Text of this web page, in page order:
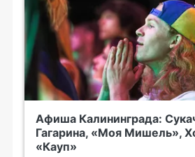
Афиша Калининграда:
Гагарина, «Моя Мишель»,
«Кауп»